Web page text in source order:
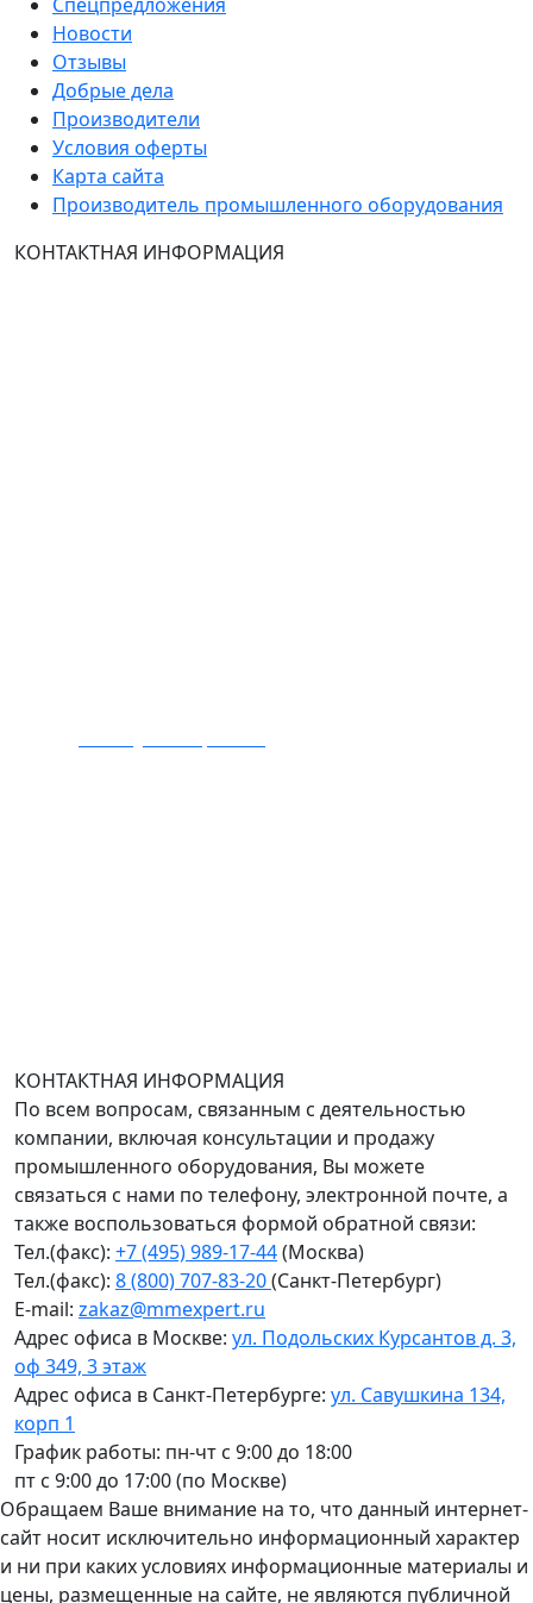
Новости
Отзывы
Добрые дела
Производители
Условия оферты
Карта сайта
Производитель промышленного оборудования
КОНТАКТНАЯ ИНФОРМАЦИЯ
КОНТАКТНАЯ ИНФОРМАЦИЯ
По всем вопросам, связанным с деятельностью
компании, включая консультации и продажу
промышленного оборудования, Вы можете
связаться с нами по телефону, электронной почте, а
также воспользоваться формой обратной связи:
Тел.(факс): +7 (495) 989-17-44(Москва)
Тел.(факс): 8 (800) 707-83-20(Санкт-Петербург)
E-mail: zakaz@mmexpert.ru
Адрес офиса в Москве: ул. Подольских Курсантов д. 3,
оф 349, 3 этаж
Адрес офиса в Санкт-Петербурге: ул. Савушкина 134,
корп 1
График работы: пн-чт с 9:00 до 18:00
пт с 9:00 до 17:00 (по Москве)
Обращаем Ваше внимание на то, что данный интернет-
сайт носит исключительно информационный характер
и ни при каких условиях информационные материалы и
цены, размещенные на сайте, не являются публичной